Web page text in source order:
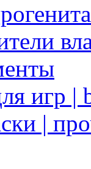
игр |
|